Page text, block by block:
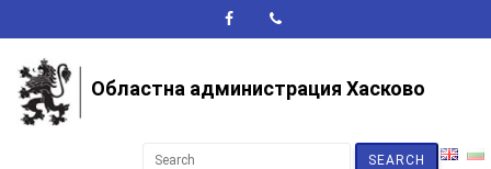
Областна администрация Хасково
SEARCH